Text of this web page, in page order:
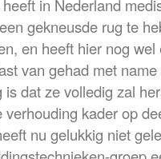
in Nederland
gekneusde rug te
en heeft hier nog
van gehad met
is dat ze volledig zal
verhouding kader op
nu gelukkig niet